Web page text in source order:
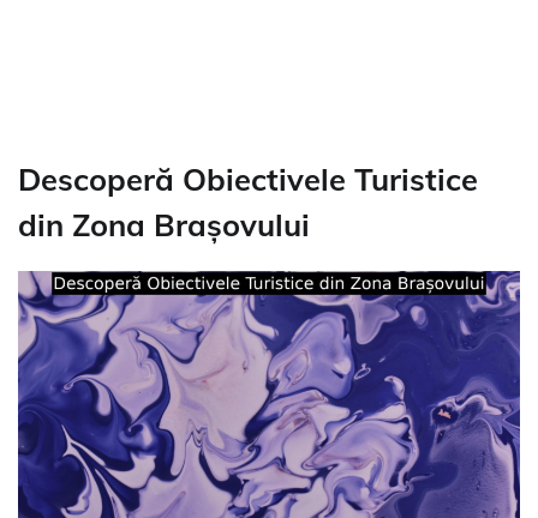
Descoperă Obiectivele Turistice
din Zona Brașovului